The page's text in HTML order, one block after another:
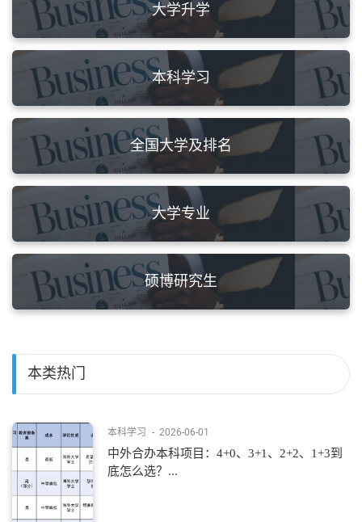
大学升学
本科学习
全国大学及排名
大学专业
硕博研究生
本类热门
本科学习 - 2026-06-01
中外合办本科项目：4+0、3+1、2+2、1+3到
底怎么选？...